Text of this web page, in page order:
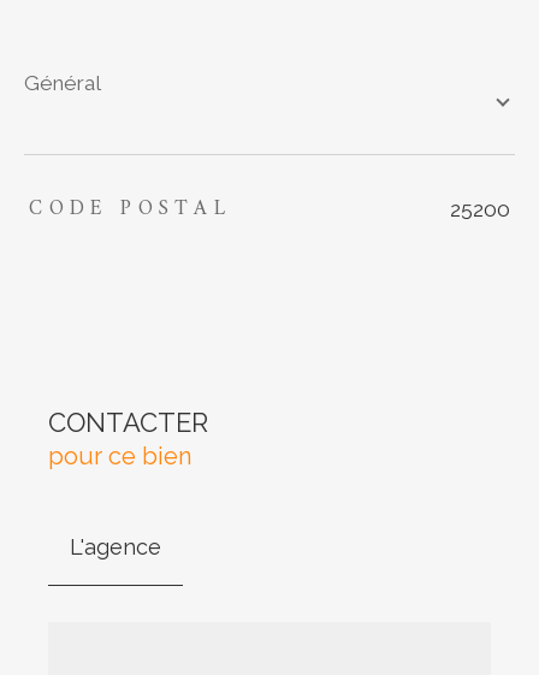
général
TRAD_ZEPHYR_Caracteristique TRAD_ZEPHYR_Valeurs
CODE POSTAL 25200
CONTACTER
pour ce bien
L'agence